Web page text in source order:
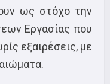
ως στόχο την
Εργασίας που
εξαιρέσεις, με